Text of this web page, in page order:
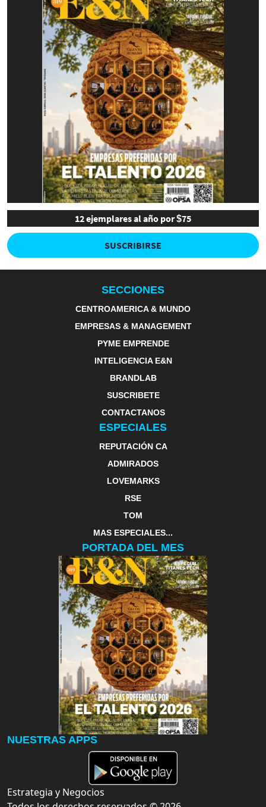
12 ejemplares al año por $75
SUSCRIBIRSE
SECCIONES
CENTROAMERICA & MUNDO
EMPRESAS & MANAGEMENT
PYME EMPRENDE
INTELIGENCIA E&N
BRANDLAB
SUSCRIBETE
CONTACTANOS
ESPECIALES
REPUTACIÓN CA
ADMIRADOS
LOVEMARKS
RSE
TOM
MAS ESPECIALES...
PORTADA DEL MES
NUESTRAS APPS
Estrategia y Negocios